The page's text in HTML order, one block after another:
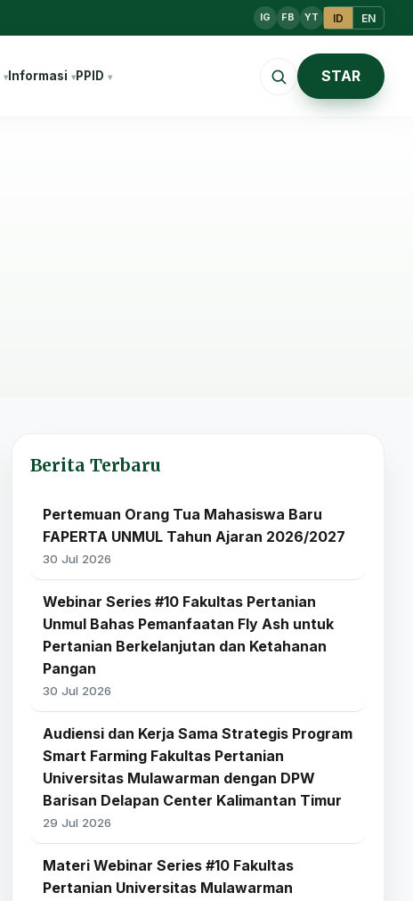
IG FB YT ID EN
Informasi PPID STAR
Berita Terbaru
Pertemuan Orang Tua Mahasiswa Baru
FAPERTA UNMUL Tahun Ajaran 2026/2027
30 Jul 2026
Webinar Series #10 Fakultas Pertanian
Unmul Bahas Pemanfaatan Fly Ash untuk
Pertanian Berkelanjutan dan Ketahanan
Pangan
30 Jul 2026
Audiensi dan Kerja Sama Strategis Program
Smart Farming Fakultas Pertanian
Universitas Mulawarman dengan DPW
Barisan Delapan Center Kalimantan Timur
29 Jul 2026
Materi Webinar Series #10 Fakultas
Pertanian Universitas Mulawarman